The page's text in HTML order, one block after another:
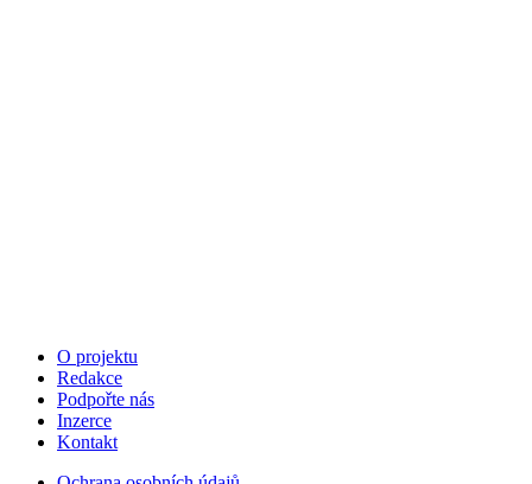
O projektu
Redakce
Podpořte nás
Inzerce
Kontakt